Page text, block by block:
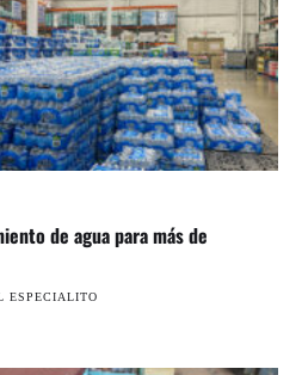
de agua para más de
ESPECIALITO